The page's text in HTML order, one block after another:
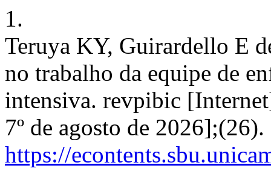
1.
Teruya KY, Guirardello E
no trabalho da equipe de
intensiva. revpibic
7º de agosto de
https://